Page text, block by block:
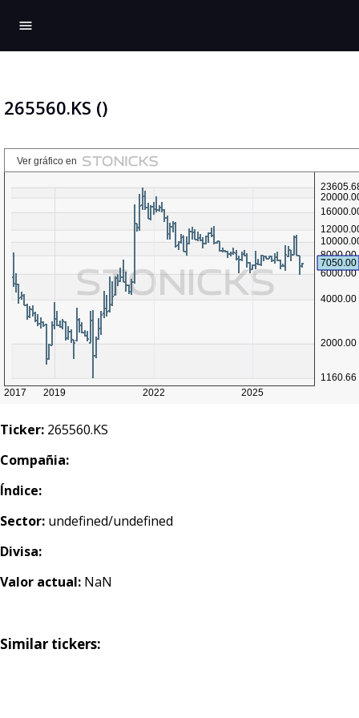
menu
265560.KS ()
Ticker: 265560.KS
Compañia:
Índice:
Sector: undefined/undefined
Divisa:
Valor actual: NaN
Similar tickers: